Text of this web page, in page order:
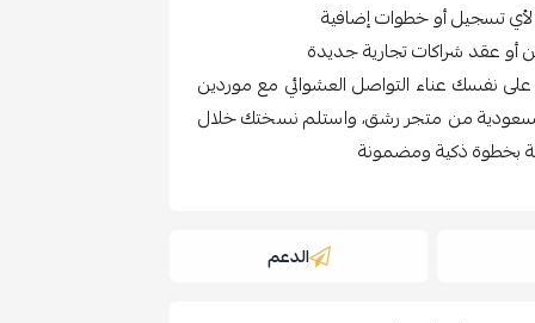
لأي تسجيل أو خطوات إضافية
عقد شراكات تجارية جديدة
على نفسك عناء التواصل العشوائي مع موردين
السعودية من متجر رشق، واستلم نسختك خلال
بخطوة ذكية ومضمونة
الدعم